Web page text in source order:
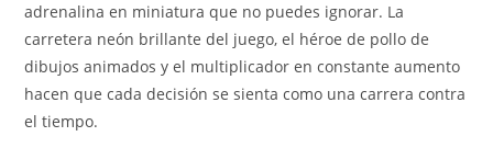
adrenalina en miniatura que no puedes ignorar. La
carretera neón brillante del juego, el héroe de pollo de
dibujos animados y el multiplicador en constante aumento
hacen que cada decisión se sienta como una carrera contra
el tiempo.